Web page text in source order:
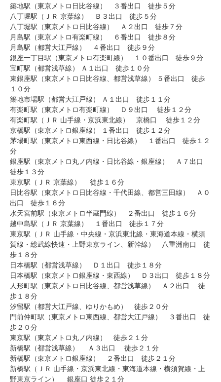
築地駅（東京メトロ日比谷線） ３番出口 徒歩５分
八丁堀駅（ＪＲ 京葉線） Ｂ３出口 徒歩５分
八丁堀駅（東京メトロ日比谷線） Ａ２出口 徒歩７分
月島駅（東京メトロ有楽町線） ６番出口 徒歩８分
月島駅（都営大江戸線） ４番出口 徒歩９分
銀座一丁目駅（東京メトロ有楽町線） １０番出口 徒歩９分
宝町駅（都営浅草線） Ａ１出口 徒歩１０分
東銀座駅（東京メトロ日比谷線、都営浅草線） ５番出口 徒歩
１０分
築地市場駅（都営大江戸線） Ａ１出口 徒歩１１分
有楽町駅（東京メトロ有楽町線） Ｄ９出口 徒歩１２分
有楽町駅（ＪＲ 山手線・京浜東北線） 京橋口 徒歩１２分
京橋駅（東京メトロ銀座線） １番出口 徒歩１２分
茅場町駅（東京メトロ東西線・日比谷線） １番出口 徒歩１２
分
銀座駅（東京メトロ丸ノ内線・日比谷線・銀座線） Ａ７出口
徒歩１３分
東京駅（ＪＲ 京葉線） 徒歩１６分
日比谷駅（東京メトロ日比谷線・千代田線、都営三田線） Ａ０
出口 徒歩１６分
水天宮前駅（東京メトロ半蔵門線） ２番出口 徒歩１６分
越中島駅（ＪＲ 京葉線） １番出口 徒歩１７分
東京駅（ＪＲ 山手線・中央線・京浜東北線・東海道本線・横須
賀線・総武線快速・上野東京ライン、新幹線） 八重洲南口 徒
歩１８分
日本橋駅（都営浅草線） Ｄ１出口 徒歩１８分
日本橋駅（東京メトロ銀座線・東西線） Ｄ３出口 徒歩１８分
人形町駅（東京メトロ日比谷線、都営浅草線） Ａ２出口 徒
歩１８分
汐留駅（都営大江戸線、ゆりかもめ） 徒歩２０分
門前仲町駅（東京メトロ東西線、都営大江戸線） ３番出口 徒
歩２０分
東京駅（東京メトロ丸ノ内線） 徒歩２１分
新橋駅（都営浅草線） Ａ３出口 徒歩２１分
新橋駅（東京メトロ銀座線） ２番出口 徒歩２１分
新橋駅（ＪＲ 山手線・京浜東北線・東海道本線・横須賀線・上
野東京ライン） 銀座口 徒歩２１分